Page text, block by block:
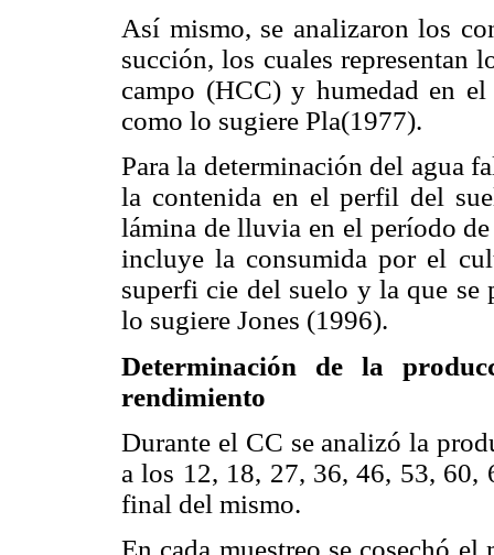
Así mismo, se analizaron los
succión, los cuales representan
campo (HCC) y humedad en
como lo sugiere Pla(1977).
Para la determinación del agua
la contenida en el perfil del
lámina de lluvia en el período
incluye la consumida por el
superfi cie del suelo y la que
lo sugiere Jones (1996).
Determinación de la
rendimiento
Durante el CC se analizó la
a los 12, 18, 27, 36, 46, 53,
final del mismo.
En cada muestreo se cosechó